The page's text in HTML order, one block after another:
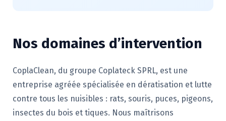
Nos domaines d’intervention
CoplaClean, du groupe Coplateck SPRL, est une
entreprise agréée spécialisée en dératisation et lutte
contre tous les nuisibles : rats, souris, puces, pigeons,
insectes du bois et tiques. Nous maîtrisons